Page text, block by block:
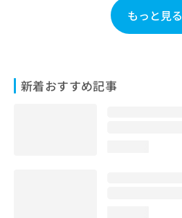
もっと見る
新着おすすめ記事
せ
は